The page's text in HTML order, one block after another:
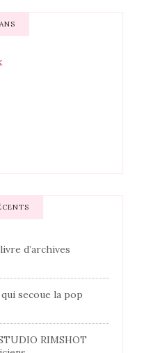
d’archives
secoue la pop
RIMSHOT